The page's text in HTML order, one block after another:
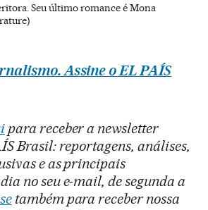
Seu último romance é Mona
Assine o EL PAÍS
para receber a newsletter
Brasil: reportagens, análises,
e as principais
no seu e-mail, de segunda a
também para receber nossa